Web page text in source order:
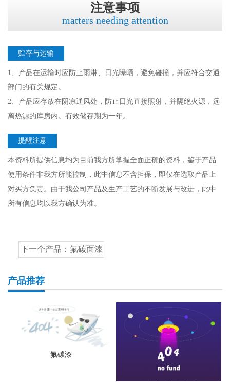
注意事项
matters needing attention
贮存与运输
1、产品在运输时应防止雨淋、日光曝晒，避免碰撞，并应符合交通
部门的有关规定。
2、产品应存放在阴凉通风处，防止日光直接照射，并隔绝火源，远
离热源的库房内。有效储存期为一年。
提醒注意
本资料所提供信息均为目前我方所掌握全面正确的资料，鉴于产品
使用条件非我方所能控制，此中信息不含担保，即仅在选取产品上
对买方负责。由于我公司产品及生产工艺的不断发展与改进，此中
所有信息均以我方确认为准。
下一个产品： 氟碳面漆
产品推荐
氟碳漆